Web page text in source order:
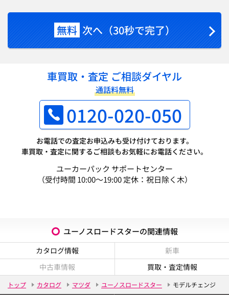
無料 次へ（30秒で完了）
車買取・査定 ご相談ダイヤル
通話料無料
0120-020-050
お電話での査定お申込みも受け付けております。
車買取・査定に関するご相談もお気軽にお電話ください。
ユーカーパック サポートセンター
（受付時間 10:00～19:00 定休：祝日除く木）
ユーノスロードスターの関連情報
カタログ情報
新車
中古車情報
買取・査定情報
トップ カタログ マツダ ユーノスロードスター モデルチェンジ